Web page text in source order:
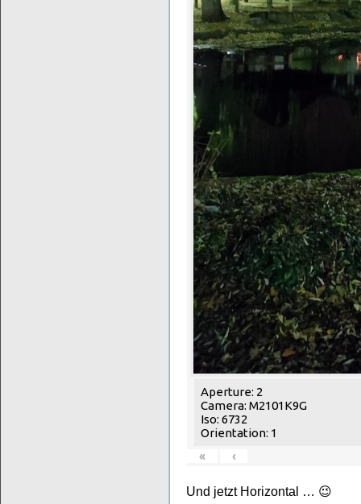
Aperture: 2
Camera: M2101K9G
Iso: 6732
Orientation: 1
«
‹
Und jetzt Horizontal … 😉